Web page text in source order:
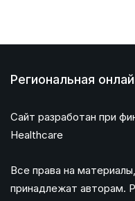
Региональная
Сайт разработан при
Healthcare
Все права на
принадлежат авторам.